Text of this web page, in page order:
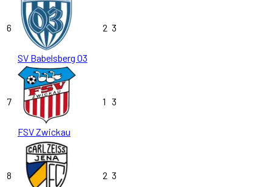
6
SV Babelsberg 03
2 3
7
FSV Zwickau
1 3
8 2 3